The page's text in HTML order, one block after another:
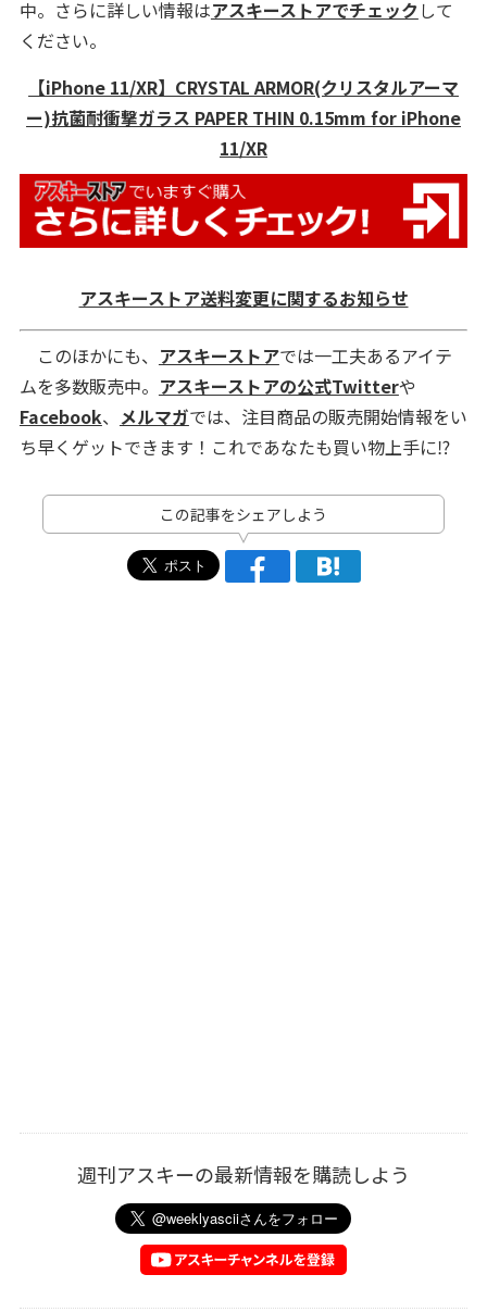
中。さらに詳しい情報はアスキーストアでチェックして
ください。
【iPhone 11/XR】CRYSTAL ARMOR(クリスタルアーマ
ー)抗菌耐衝撃ガラス PAPER THIN 0.15mm for iPhone
11/XR
アスキーストア送料変更に関するお知らせ
このほかにも、 アスキーストアでは一工夫あるアイテ
ムを多数販売中。 アスキーストアの公式Twitterや
Facebook、 メルマガでは、注目商品の販売開始情報をい
ち早くゲットできます！これであなたも買い物上手に⁉
この記事をシェアしよう
週刊アスキーの最新情報を購読しよう